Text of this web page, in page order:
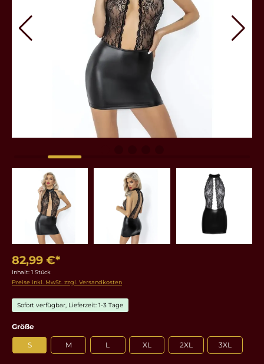
82,99 €*
Inhalt: 1 Stück
Preise inkl. MwSt. zzgl. Versandkosten
Sofort verfügbar, Lieferzeit: 1-3 Tage
Größeauswählen
S M L XL 2XL 3XL